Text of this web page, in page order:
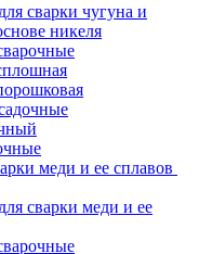
сварки чугуна и
никеля
меди и ее сплавов
сварки меди и ее